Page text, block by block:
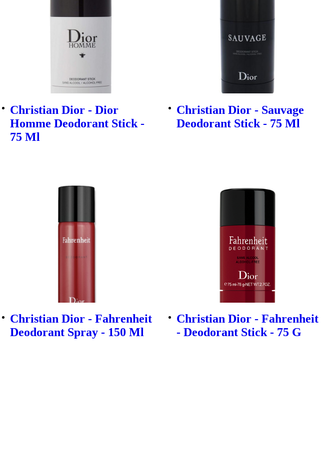
Christian Dior - Dior
Homme Deodorant Stick -
75 Ml
Christian Dior - Sauvage
Deodorant Stick - 75 Ml
Christian Dior - Fahrenheit
Deodorant Spray - 150 Ml
Christian Dior - Fahrenheit
- Deodorant Stick - 75 G